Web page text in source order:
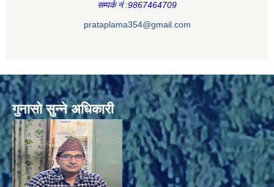
सम्पर्क नं :9867464709
prataplama354@gmail.com
गुनासो सुन्ने अधिकारी